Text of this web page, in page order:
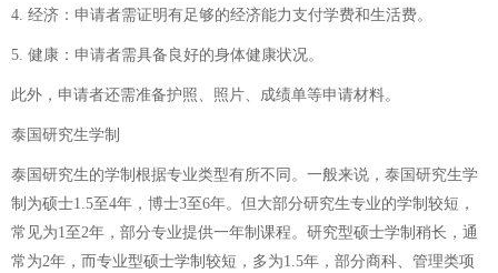
4. 经济：申请者需证明有足够的经济能力支付学费和生活费。
5. 健康：申请者需具备良好的身体健康状况。
此外，申请者还需准备护照、照片、成绩单等申请材料。
泰国研究生学制
泰国研究生的学制根据专业类型有所不同。一般来说，泰国研究生学
制为硕士1.5至4年，博士3至6年。但大部分研究生专业的学制较短，
常见为1至2年，部分专业提供一年制课程。研究型硕士学制稍长，通
常为2年，而专业型硕士学制较短，多为1.5年，部分商科、管理类项